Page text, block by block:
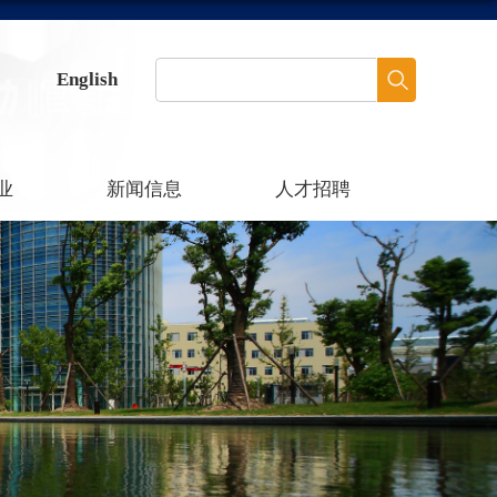
English
新闻信息 人才招聘